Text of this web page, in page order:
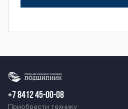
BTZ-
254К
+7 8412 45-00-08
Приобрести технику